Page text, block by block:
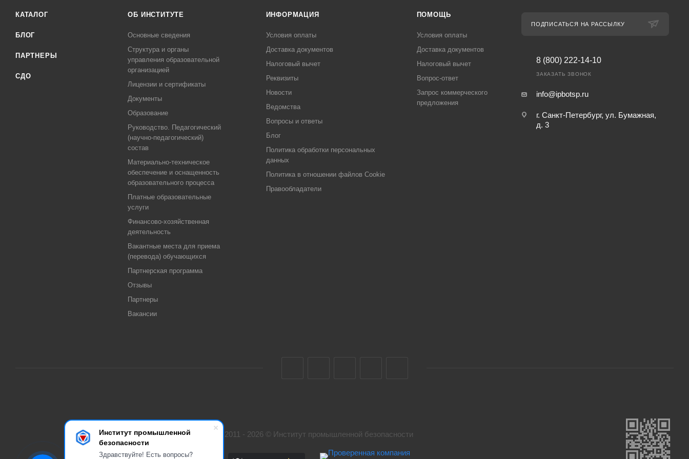
Институт промышленной
безопасности
Здравствуйте! Есть вопросы?
КАТАЛОГ
БЛОГ
ПАРТНЕРЫ
СДО
ОБ ИНСТИТУТЕ
Основные сведения
Структура и органы
управления образовательной
организацией
Лицензии и сертификаты
Документы
Образование
Руководство. Педагогический
(научно-педагогический)
состав
Материально-техническое
обеспечение и оснащенность
образовательного процесса
Платные образовательные
услуги
Финансово-хозяйственная
деятельность
Вакантные места для приема
(перевода) обучающихся
Партнерская программа
Отзывы
Партнеры
Вакансии
ИНФОРМАЦИЯ
Условия оплаты
Доставка документов
Налоговый вычет
Реквизиты
Новости
Ведомства
Вопросы и ответы
Блог
Политика обработки персональных
данных
Политика в отношении файлов Cookie
Правообладатели
ПОМОЩЬ
Условия оплаты
Доставка документов
Налоговый вычет
Вопрос-ответ
Запрос коммерческого
предложения
ПОДПИСАТЬСЯ НА РАССЫЛКУ
8 (800) 222-14-10
ЗАКАЗАТЬ ЗВОНОК
info@ipbotsp.ru
г. Санкт-Петербург, ул. Бумажная,
д. 3
2011 - 2026 © Институт промышленной безопасности